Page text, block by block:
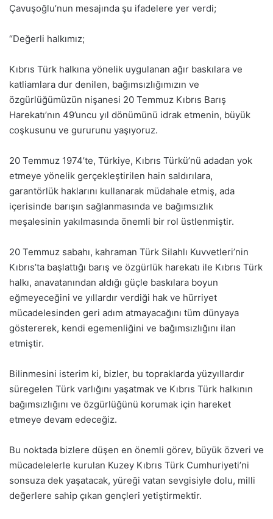
Çavuşoğlu’nun mesajında şu ifadelere yer verdi;
“Değerli halkımız;
Kıbrıs Türk halkına yönelik uygulanan ağır baskılara ve
katliamlara dur denilen, bağımsızlığımızın ve
özgürlüğümüzün nişanesi 20 Temmuz Kıbrıs Barış
Harekatı’nın 49’uncu yıl dönümünü idrak etmenin, büyük
coşkusunu ve gururunu yaşıyoruz.
20 Temmuz 1974’te, Türkiye, Kıbrıs Türkü’nü adadan yok
etmeye yönelik gerçekleştirilen hain saldırılara,
garantörlük haklarını kullanarak müdahale etmiş, ada
içerisinde barışın sağlanmasında ve bağımsızlık
meşalesinin yakılmasında önemli bir rol üstlenmiştir.
20 Temmuz sabahı, kahraman Türk Silahlı Kuvvetleri’nin
Kıbrıs’ta başlattığı barış ve özgürlük harekatı ile Kıbrıs Türk
halkı, anavatanından aldığı güçle baskılara boyun
eğmeyeceğini ve yıllardır verdiği hak ve hürriyet
mücadelesinden geri adım atmayacağını tüm dünyaya
göstererek, kendi egemenliğini ve bağımsızlığını ilan
etmiştir.
Bilinmesini isterim ki, bizler, bu topraklarda yüzyıllardır
süregelen Türk varlığını yaşatmak ve Kıbrıs Türk halkının
bağımsızlığını ve özgürlüğünü korumak için hareket
etmeye devam edeceğiz.
Bu noktada bizlere düşen en önemli görev, büyük özveri ve
mücadelelerle kurulan Kuzey Kıbrıs Türk Cumhuriyeti’ni
sonsuza dek yaşatacak, yüreği vatan sevgisiyle dolu, milli
değerlere sahip çıkan gençleri yetiştirmektir.